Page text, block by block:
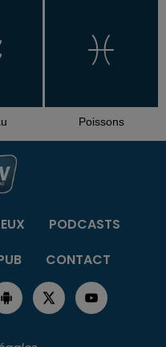
Poissons
PODCASTS
CONTACT